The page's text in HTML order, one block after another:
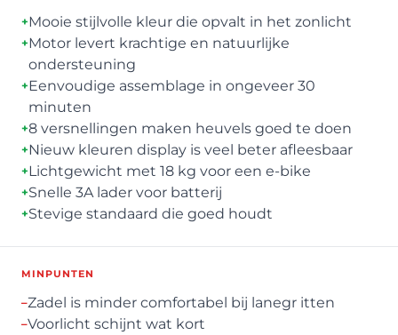
+Mooie stijlvolle kleur die opvalt in het zonlicht
+Motor levert krachtige en natuurlijke
ondersteuning
+Eenvoudige assemblage in ongeveer 30
minuten
+8 versnellingen maken heuvels goed te doen
+Nieuw kleuren display is veel beter afleesbaar
+Lichtgewicht met 18 kg voor een e-bike
+Snelle 3A lader voor batterij
+Stevige standaard die goed houdt
MINPUNTEN
–Zadel is minder comfortabel bij lanegr itten
–Voorlicht schijnt wat kort